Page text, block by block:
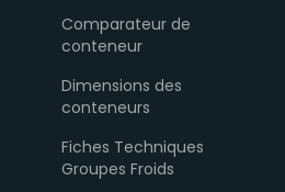
Comparateur de
conteneur
Dimensions des
conteneurs
Fiches Techniques
Groupes Froids